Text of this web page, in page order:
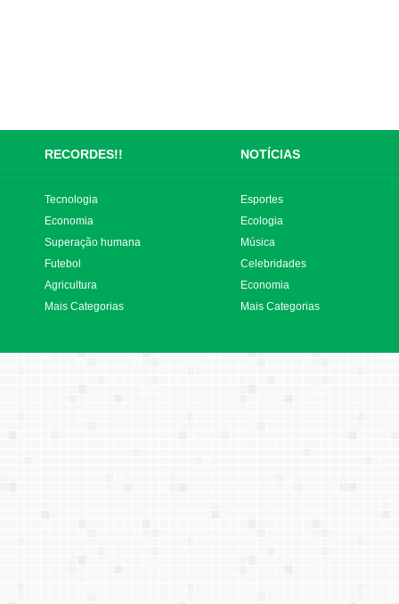
RECORDES!! NOTÍCIAS
Tecnologia
Economia
Superação humana
Futebol
Agricultura
Mais Categorias
Esportes
Ecologia
Música
Celebridades
Economia
Mais Categorias